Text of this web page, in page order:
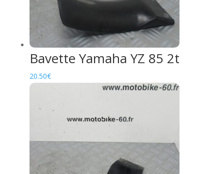
Bavette Yamaha YZ 85 2t
20.50€